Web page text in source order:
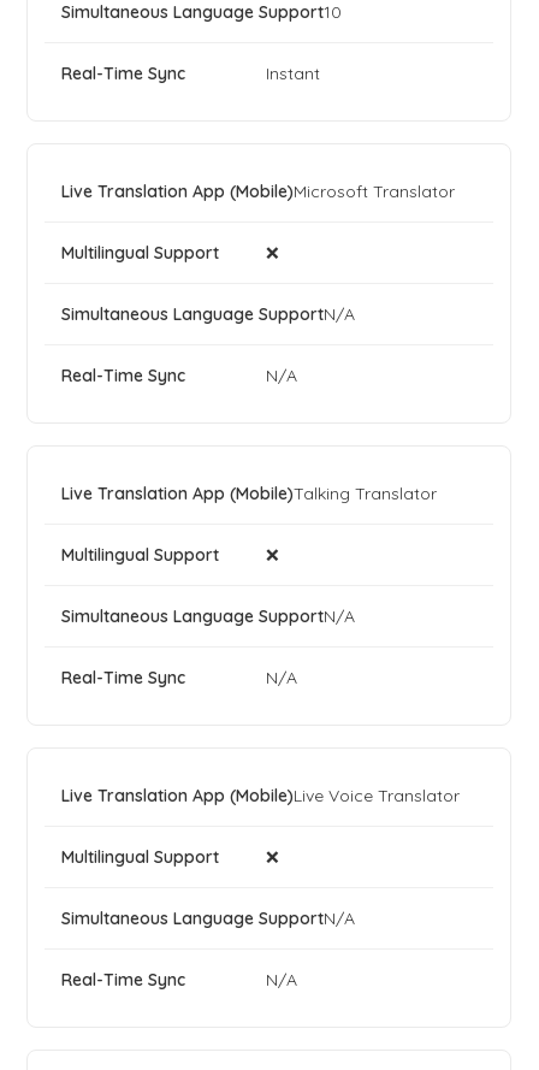
10
Instant
Microsoft Translator
❌
N/A
N/A
Talking Translator
❌
N/A
N/A
Live Voice Translator
❌
N/A
N/A